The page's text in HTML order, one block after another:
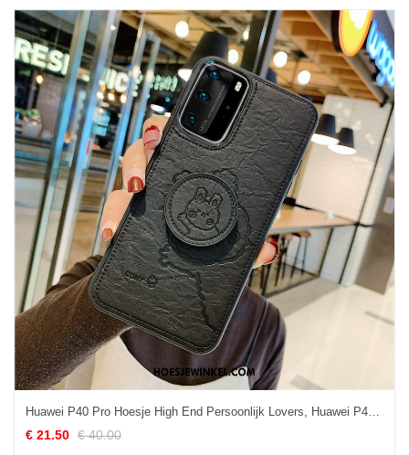
Huawei P40 Pro Hoesje High End Persoonlijk Lovers, Huawei P40 Pro Hoesje Hoes All Inclusive
€ 21.50 € 40.00